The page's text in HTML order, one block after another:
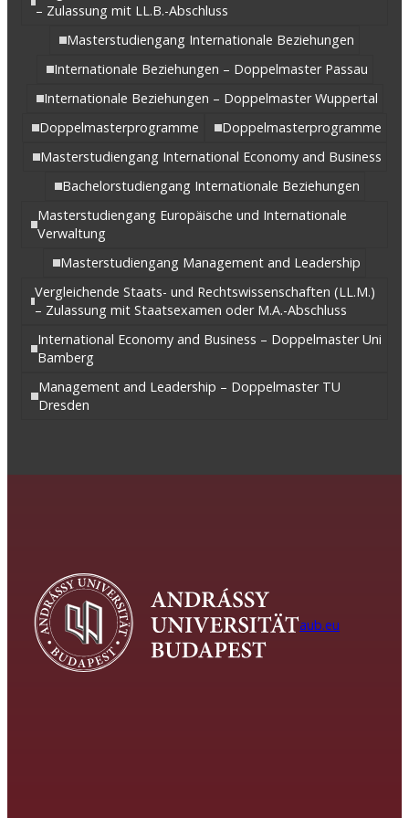
– Zulassung mit LL.B.-Abschluss
Masterstudiengang Internationale Beziehungen
Internationale Beziehungen – Doppelmaster Passau
Internationale Beziehungen – Doppelmaster Wuppertal
Doppelmasterprogramme
Doppelmasterprogramme
Masterstudiengang International Economy and Business
Bachelorstudiengang Internationale Beziehungen
Masterstudiengang Europäische und Internationale
Verwaltung
Masterstudiengang Management and Leadership
Vergleichende Staats- und Rechtswissenschaften (LL.M.)
– Zulassung mit Staatsexamen oder M.A.-Abschluss
International Economy and Business – Doppelmaster Uni
Bamberg
Management and Leadership – Doppelmaster TU
Dresden
aub.eu